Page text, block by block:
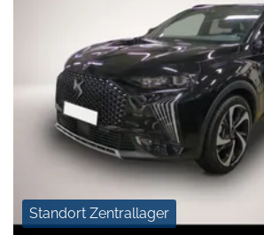
Standort Zentrallager